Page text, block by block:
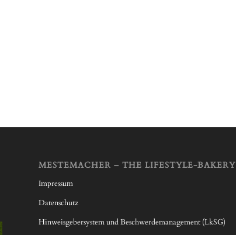
MESTEMACHER – THE LIFESTYLE-BAKERY
Impressum
Datenschutz
Hinweisgebersystem und Beschwerdemanagement (LkSG)